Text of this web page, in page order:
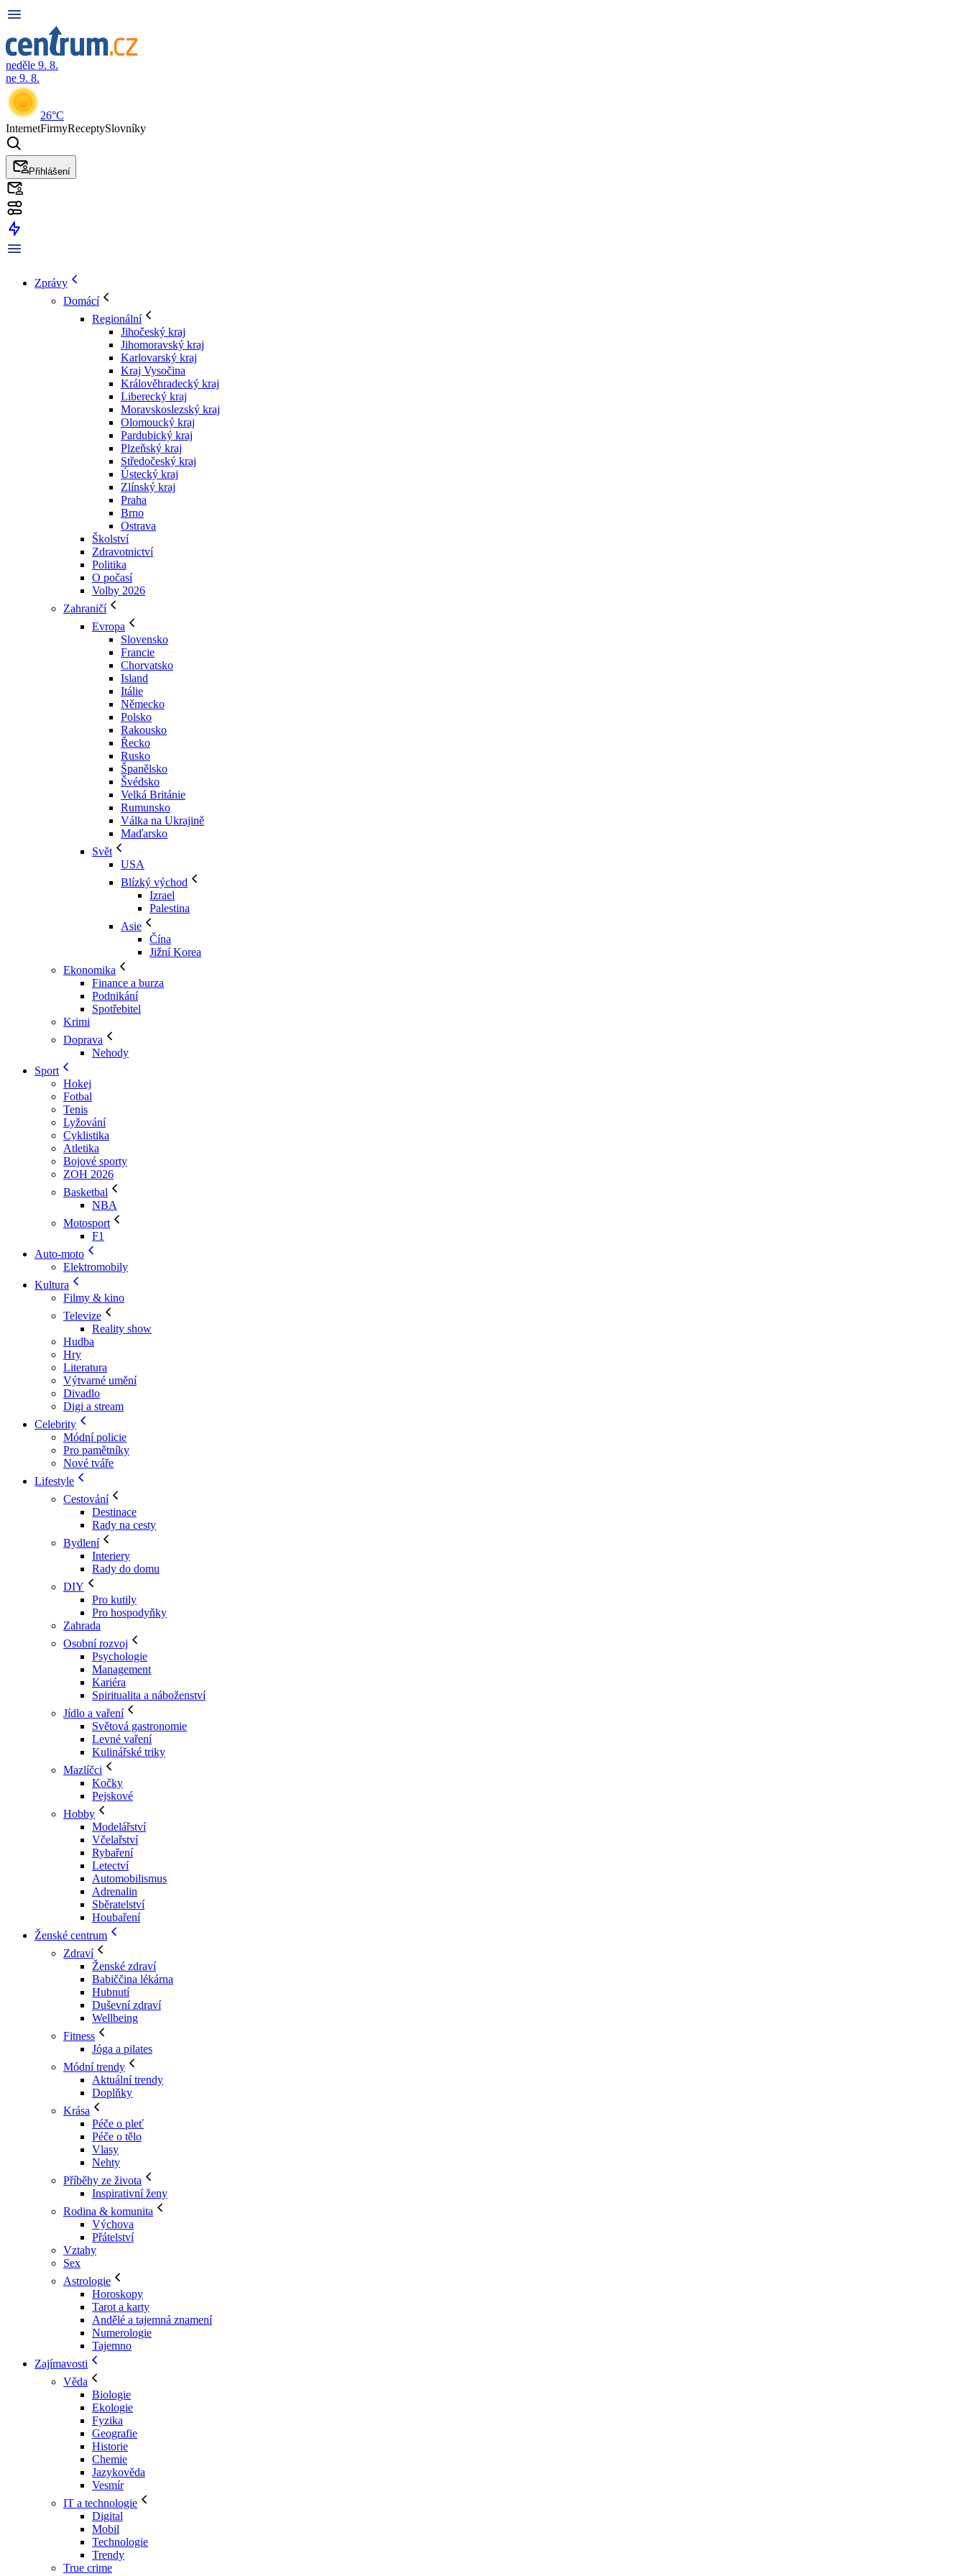
neděle 9. 8.
ne 9. 8.
26°C
InternetFirmyReceptySlovníky
Přihlášení
Zprávy
Domácí
Regionální
Jihočeský kraj
Jihomoravský kraj
Karlovarský kraj
Kraj Vysočina
Králověhradecký kraj
Liberecký kraj
Moravskoslezský kraj
Olomoucký kraj
Pardubický kraj
Plzeňský kraj
Středočeský kraj
Ústecký kraj
Zlínský kraj
Praha
Brno
Ostrava
Školství
Zdravotnictví
Politika
O počasí
Volby 2026
Zahraničí
Evropa
Slovensko
Francie
Chorvatsko
Island
Itálie
Německo
Polsko
Rakousko
Řecko
Rusko
Španělsko
Švédsko
Velká Británie
Rumunsko
Válka na Ukrajině
Maďarsko
Svět
USA
Blízký východ
Izrael
Palestina
Asie
Čína
Jižní Korea
Ekonomika
Finance a burza
Podnikání
Spotřebitel
Krimi
Doprava
Nehody
Sport
Hokej
Fotbal
Tenis
Lyžování
Cyklistika
Atletika
Bojové sporty
ZOH 2026
Basketbal
NBA
Motosport
F1
Auto-moto
Elektromobily
Kultura
Filmy & kino
Televize
Reality show
Hudba
Hry
Literatura
Výtvarné umění
Divadlo
Digi a stream
Celebrity
Módní policie
Pro pamětníky
Nové tváře
Lifestyle
Cestování
Destinace
Rady na cesty
Bydlení
Interiery
Rady do domu
DIY
Pro kutily
Pro hospodyňky
Zahrada
Osobní rozvoj
Psychologie
Management
Kariéra
Spiritualita a náboženství
Jídlo a vaření
Světová gastronomie
Levné vaření
Kulinářské triky
Mazlíčci
Kočky
Pejskové
Hobby
Modelářství
Včelařství
Rybaření
Letectví
Automobilismus
Adrenalin
Sběratelství
Houbaření
Ženské centrum
Zdraví
Ženské zdraví
Babiččina lékárna
Hubnutí
Duševní zdraví
Wellbeing
Fitness
Jóga a pilates
Módní trendy
Aktuální trendy
Doplňky
Krása
Péče o pleť
Péče o tělo
Vlasy
Nehty
Příběhy ze života
Inspirativní ženy
Rodina & komunita
Výchova
Přátelství
Vztahy
Sex
Astrologie
Horoskopy
Tarot a karty
Andělé a tajemná znamení
Numerologie
Tajemno
Zajímavosti
Věda
Biologie
Ekologie
Fyzika
Geografie
Historie
Chemie
Jazykověda
Vesmír
IT a technologie
Digital
Mobil
Technologie
Trendy
True crime